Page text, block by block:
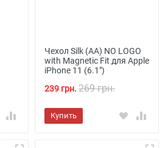
Чехол Silk (AA) NO LOGO
with Magnetic Fit для Apple
iPhone 11 (6.1")
239 грн. 269 грн.
Купить